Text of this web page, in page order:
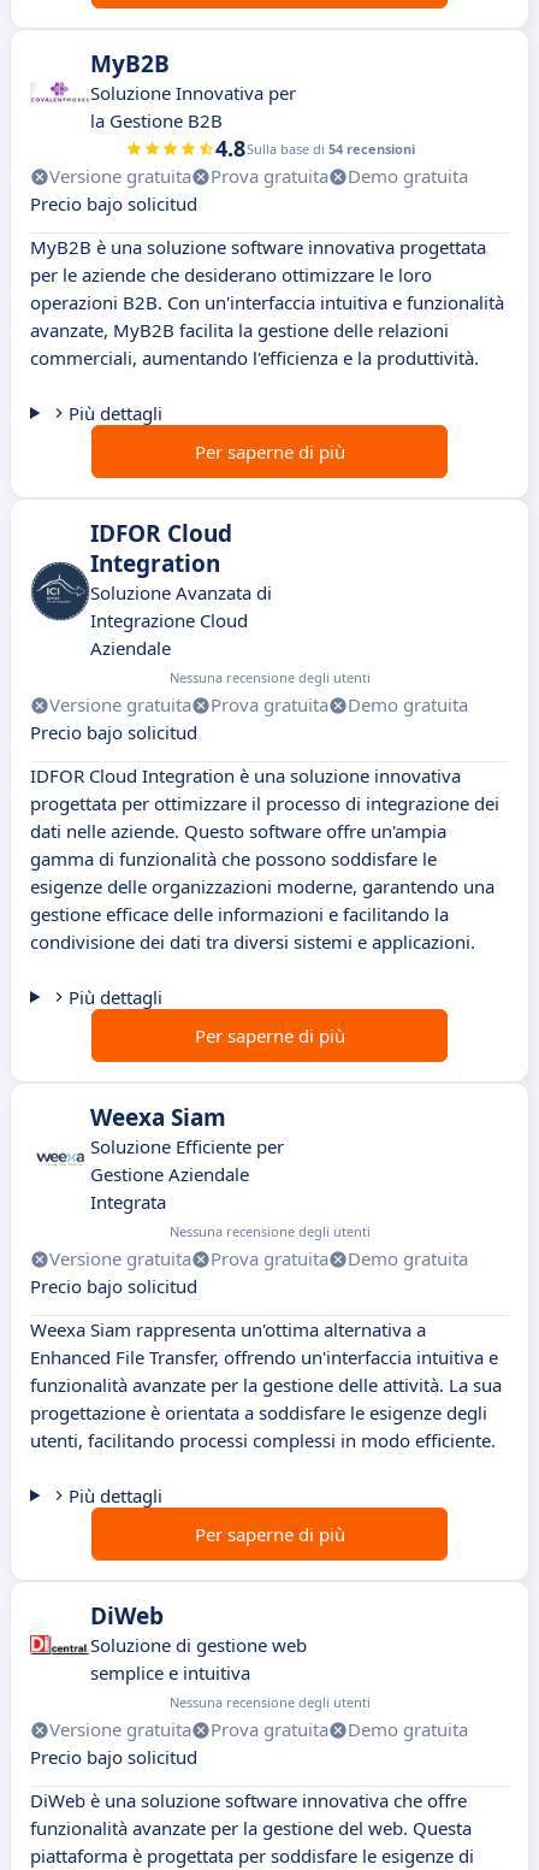
MyB2B
Soluzione Innovativa per
la Gestione B2B
4.8Sulla base di 54 recensioni
Versione gratuita Prova gratuita
Demo gratuita
Precio bajo solicitud
MyB2B è una soluzione software innovativa progettata
per le aziende che desiderano ottimizzare le loro
operazioni B2B. Con un'interfaccia intuitiva e funzionalità
avanzate, MyB2B facilita la gestione delle relazioni
commerciali, aumentando l'efficienza e la produttività.
Più dettagli
Per saperne di più
IDFOR Cloud
Integration
Soluzione Avanzata di
Integrazione Cloud
Aziendale
Nessuna recensione degli utenti
Versione gratuita Prova gratuita
Demo gratuita
Precio bajo solicitud
IDFOR Cloud Integration è una soluzione innovativa
progettata per ottimizzare il processo di integrazione dei
dati nelle aziende. Questo software offre un'ampia
gamma di funzionalità che possono soddisfare le
esigenze delle organizzazioni moderne, garantendo una
gestione efficace delle informazioni e facilitando la
condivisione dei dati tra diversi sistemi e applicazioni.
Più dettagli
Per saperne di più
Weexa Siam
Soluzione Efficiente per
Gestione Aziendale
Integrata
Nessuna recensione degli utenti
Versione gratuita Prova gratuita
Demo gratuita
Precio bajo solicitud
Weexa Siam rappresenta un'ottima alternativa a
Enhanced File Transfer, offrendo un'interfaccia intuitiva e
funzionalità avanzate per la gestione delle attività. La sua
progettazione è orientata a soddisfare le esigenze degli
utenti, facilitando processi complessi in modo efficiente.
Più dettagli
Per saperne di più
DiWeb
Soluzione di gestione web
semplice e intuitiva
Nessuna recensione degli utenti
Versione gratuita Prova gratuita
Demo gratuita
Precio bajo solicitud
DiWeb è una soluzione software innovativa che offre
funzionalità avanzate per la gestione del web. Questa
piattaforma è progettata per soddisfare le esigenze di